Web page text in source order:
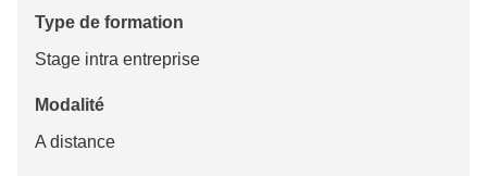
Type de formation
Stage intra entreprise
Modalité
A distance